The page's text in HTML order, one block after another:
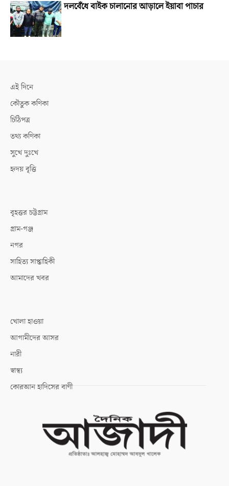
দলবেঁধে বাইক চালানোর আড়ালে ইয়াবা পাচার
এই দিনে
কৌতুক কণিকা
চিঠিপত্র
তথ্য কণিকা
সুখে দুঃখে
হৃদয় বৃত্তি
বৃহত্তর চট্টগ্রাম
গ্রাম-গঞ্জ
নগর
সাহিত্য সাপ্তাহিকী
আমাদের খবর
খোলা হাওয়া
আগামীদের আসর
নারী
স্বাস্থ্য
কোরআন হাদিসের বাণী